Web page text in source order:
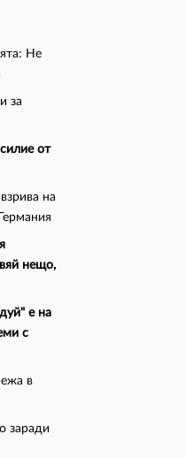
Не
за
от
на
нещо,
е на
с
в
заради